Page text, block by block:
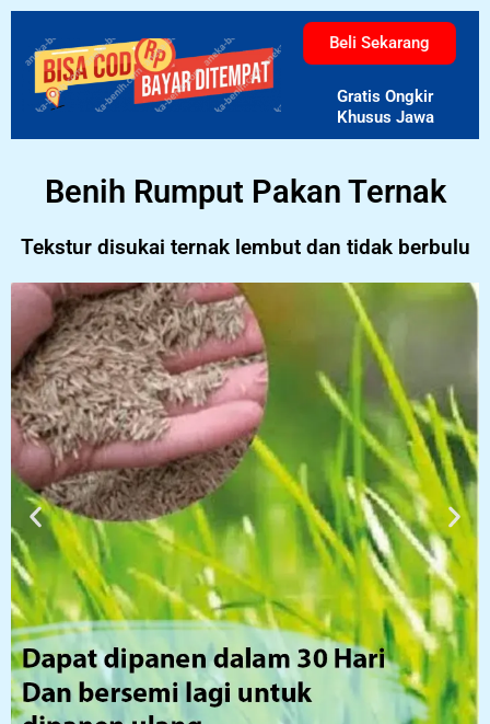
Beli Sekarang
Gratis Ongkir
Khusus Jawa
Benih Rumput Pakan Ternak
Tekstur disukai ternak lembut dan tidak berbulu